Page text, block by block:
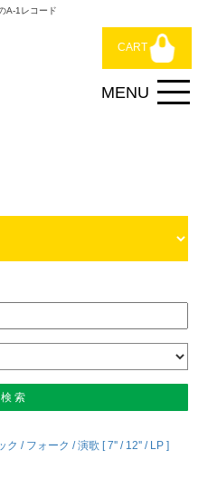
A-1レコード
CART
ク / フォーク / 演歌 [ 7'' / 12'' / LP ]